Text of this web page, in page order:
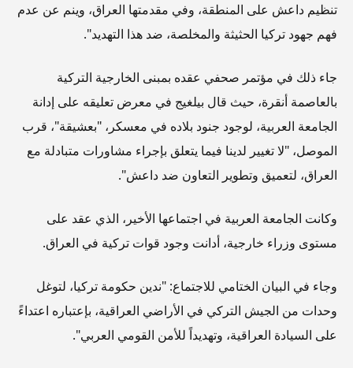
تنظيم داعش على المنطقة، وفي مقدمتها العراق، وينم عن عدم
فهم جهود تركيا الحثيثة والمخلصة، ضد هذا التهديد".
جاء ذلك في مؤتمر صحفي عقده بمبنى الخارجية التركية
بالعاصمة أنقرة، حيث قال بيلغيج في معرض تعليقه على إدانة
الجامعة العربية، لوجود جنود بلاده في معسكر، "بعشيقة"، قرب
الموصل، "لا تغيير لدينا فيما يتعلق بإجراء مشاورات متبادلة مع
العراق، لتعميق وتطوير التعاون ضد داعش".
وكانت الجامعة العربية في اجتماعها الأخير، الذي عقد على
مستوى وزراء خارجية، أدانت وجود قوات تركية في العراق.
وجاء في البيان الختامي للاجتماع: "ندين حكومة تركيا، لتوغل
وحدات من الجيش التركي في الأراضي العراقية، بإعتباره اعتداءً
على السيادة العراقية، وتهديداً للأمن القومي العربي".